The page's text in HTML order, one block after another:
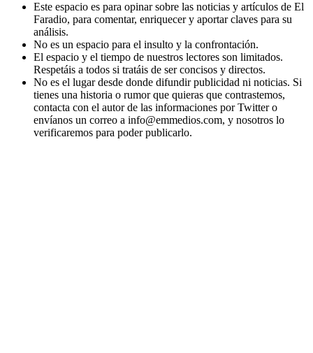
Este espacio es para opinar sobre las noticias y artículos de El
Faradio, para comentar, enriquecer y aportar claves para su
análisis.
No es un espacio para el insulto y la confrontación.
El espacio y el tiempo de nuestros lectores son limitados.
Respetáis a todos si tratáis de ser concisos y directos.
No es el lugar desde donde difundir publicidad ni noticias. Si
tienes una historia o rumor que quieras que contrastemos,
contacta con el autor de las informaciones por Twitter o
envíanos un correo a info@emmedios.com, y nosotros lo
verificaremos para poder publicarlo.